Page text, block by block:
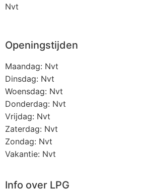
Nvt
Openingstijden
Maandag: Nvt
Dinsdag: Nvt
Woensdag: Nvt
Donderdag: Nvt
Vrijdag: Nvt
Zaterdag: Nvt
Zondag: Nvt
Vakantie: Nvt
Info over LPG